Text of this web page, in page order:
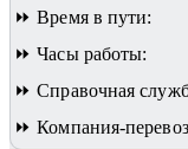
⏩ Время в пути:
⏩ Часы работы:
⏩ Справочная
⏩ Компания-